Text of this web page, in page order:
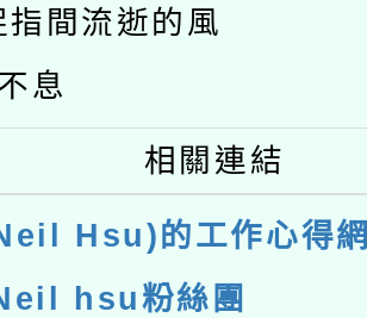
指間流逝的風
息
相關連結
Hsu)的工作心得
hsu粉絲團